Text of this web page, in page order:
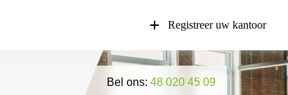
Registreer uw kantoor
Bel ons: 48 020 45 09